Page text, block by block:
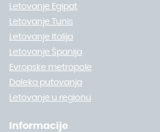
Letovanje Egipat
Letovanje Tunis
Letovanje Italija
Letovanje Španija
Evropske metropole
Daleka putovanja
Letovanje u regionu
Informacije